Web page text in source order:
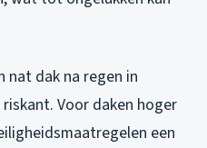
nat dak na regen in
Voor daken hoger
een